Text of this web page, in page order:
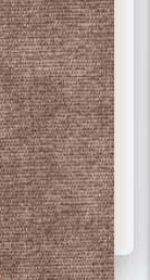
ПОДРОБНЕЕ